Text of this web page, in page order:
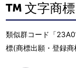
文字商標
類似群コード「
標(商標出願・登録商